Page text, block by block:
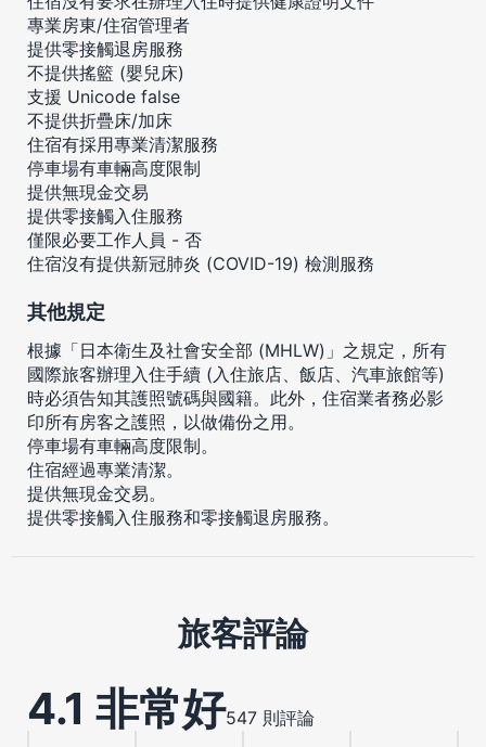
專業房東/住宿管理者
提供零接觸退房服務
不提供搖籃 (嬰兒床)
支援 Unicode false
不提供折疊床/加床
住宿有採用專業清潔服務
停車場有車輛高度限制
提供無現金交易
提供零接觸入住服務
僅限必要工作人員 - 否
住宿沒有提供新冠肺炎 (COVID-19) 檢測服務
其他規定
根據「日本衛生及社會安全部 (MHLW)」之規定，所有
國際旅客辦理入住手續 (入住旅店、飯店、汽車旅館等)
時必須告知其護照號碼與國籍。此外，住宿業者務必影
印所有房客之護照，以做備份之用。
停車場有車輛高度限制。
住宿經過專業清潔。
提供無現金交易。
提供零接觸入住服務和零接觸退房服務。
旅客評論
4.1 非常好547 則評論